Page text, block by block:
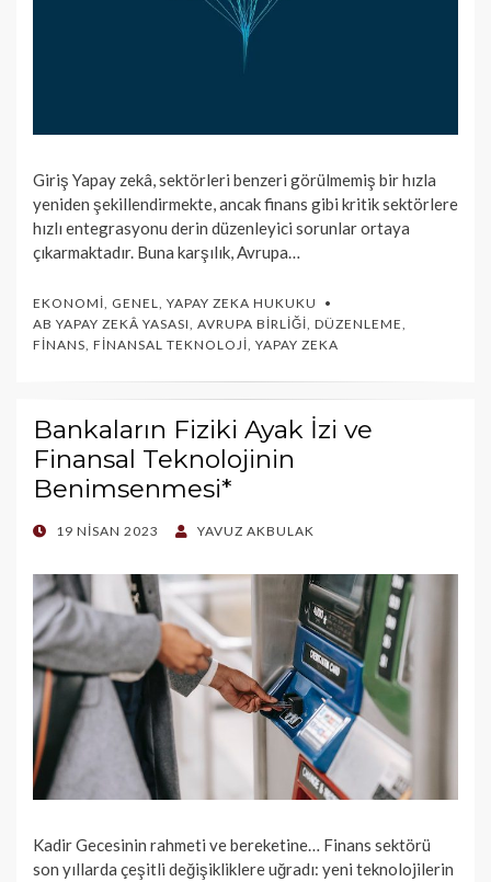
Giriş Yapay zekâ, sektörleri benzeri görülmemiş bir hızla
yeniden şekillendirmekte, ancak finans gibi kritik sektörlere
hızlı entegrasyonu derin düzenleyici sorunlar ortaya
çıkarmaktadır. Buna karşılık, Avrupa…
EKONOMI, GENEL, YAPAY ZEKA HUKUKU
AB YAPAY ZEKÂ YASASI, AVRUPA BIRLIĞI, DÜZENLEME,
FINANS, FINANSAL TEKNOLOJI, YAPAY ZEKA
Bankaların Fiziki Ayak İzi ve
Finansal Teknolojinin
Benimsenmesi*
POSTED19 NISAN 2023 YAVUZ AKBULAK
Kadir Gecesinin rahmeti ve bereketine… Finans sektörü
son yıllarda çeşitli değişikliklere uğradı: yeni teknolojilerin